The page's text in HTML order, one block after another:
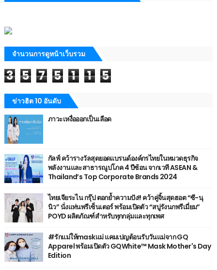
จำนวนการดูหน้าเว็บรวม
3 5 7 5 1 1 5
ข่าวฮิต 10 อันดับ
ภาวะเหงื่อออกเป็นเลือด
กัลฟ์ คว้ารางวัลสุดยอดแบรนด์องค์กรไทยในหมวดธุรกิจ
พลังงานและสาธารณูปโภค 4 ปีซ้อน จากเวที ASEAN &
Thailand’s Top Corporate Brands 2024
ไทยเจียระไน กรุ๊ป ตอกย้ำความปัง!! คว้าคู่จิ้นสุดฮอต “ซี-นุ
นิว” นั่งแท่นพรีเซ็นเตอร์ พร้อมเปิดตัว “สบู่รังนกพรีเมี่ยม”
POYD ผลิตภัณฑ์สำหรับทุกกลุ่มและทุกเพศ
#รักแม่ให้maskแม่ แคมเปญต้อนรับวันแม่จาก GQ
Apparel พร้อมเปิดตัว GQWhite™ Mask Mother's Day
Edition